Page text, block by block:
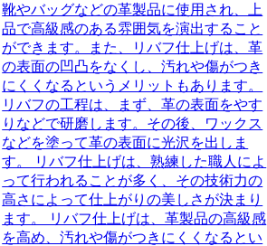
靴やバッグなどの革製品に使用され、上
品で高級感のある雰囲気を演出すること
ができます。また、リバフ仕上げは、革
の表面の凹凸をなくし、汚れや傷がつき
にくくなるというメリットもあります。
リバフの工程は、まず、革の表面をやす
りなどで研磨します。その後、ワックス
などを塗って革の表面に光沢を出しま
す。 リバフ仕上げは、熟練した職人によ
って行われることが多く、その技術力の
高さによって仕上がりの美しさが決まり
ます。 リバフ仕上げは、革製品の高級感
を高め、汚れや傷がつきにくくなるとい